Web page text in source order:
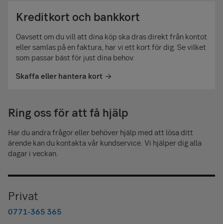
Kreditkort och bankkort
Oavsett om du vill att dina köp ska dras direkt från kontot
eller samlas på en faktura, har vi ett kort för dig. Se vilket
som passar bäst för just dina behov.
Skaffa eller hantera kort
Ring oss för att få hjälp
Har du andra frågor eller behöver hjälp med att lösa ditt
ärende kan du kontakta vår kundservice. Vi hjälper dig alla
dagar i veckan.
Privat
0771-365 365